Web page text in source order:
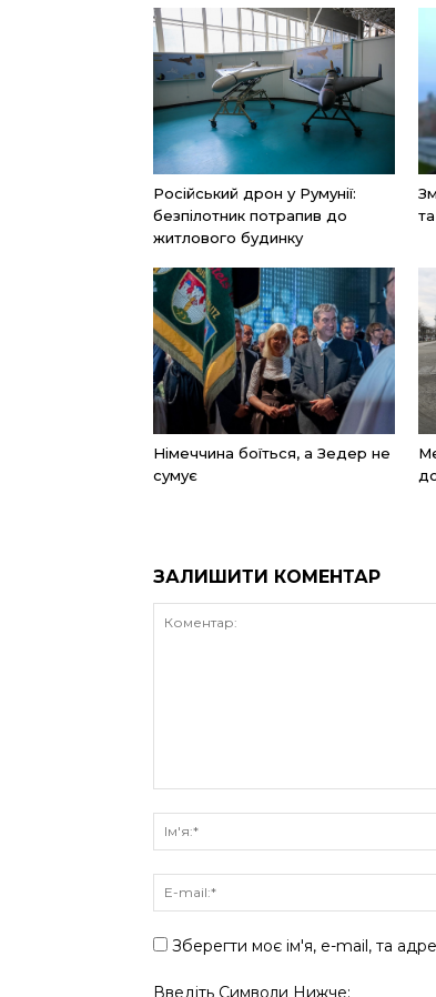
Російський дрон у Румунії:
безпілотник потрапив до
житлового будинку
Німеччина боїться, а Зедер не
сумує
ЗАЛИШИТИ КОМЕНТАР
Зберегти моє ім'я, e-mail, та
Введіть Символи Нижче: